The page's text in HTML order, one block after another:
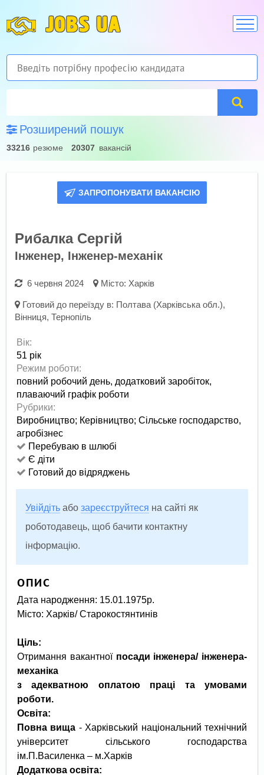
JOBS UA
Розширений пошук
33216 резюме 20307 вакансій
ЗАПРОПОНУВАТИ ВАКАНСІЮ
Рибалка Сергій
Інженер, Інженер-механік
6 червня 2024 Місто: Харків
Готовий до переїзду в: Полтава (Харківська обл.),
Вінниця,Тернопіль
Вік:
51 рік
Режим роботи:
повний робочий день, додатковий заробіток,
плаваючий графік роботи
Рубрики:
Виробництво; Керівництво; Сільське господарство,
агробізнес
Перебуваю в шлюбі
Є діти
Готовий до відряджень
Увійдіть абозареєструйтеся на сайті як
роботодавець, щоб бачити контактну
інформацію.
ОПИС
Дата народження: 15.01.1975р.
Місто: Харків/ Старокостянтинів
Ціль:
Отримання вакантної посади інженера/ інженера-
механіка
з адекватною оплатою праці та умовами
роботи.
Освіта:
Повна вища - Харківський національний технічний
університет сільського господарства
ім.П.Василенка – м.Харків
Додаткова освіта: